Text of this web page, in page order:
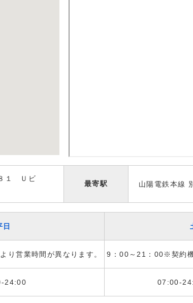
１ Ｕビ
最寄駅 山陽電鉄本線
日
営業時間が異なります。 9：00～21：00※契約機
24:00 07:00-